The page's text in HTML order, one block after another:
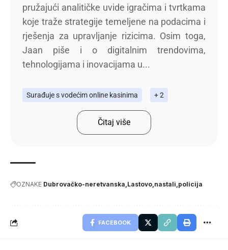
pružajući analitičke uvide igračima i tvrtkama
koje traže strategije temeljene na podacima i
rješenja za upravljanje rizicima. Osim toga,
Jaan piše i o digitalnim trendovima,
tehnologijama i inovacijama u...
Surađuje s vodećim online kasinima + 2
Čitaj više
OZNAKE Dubrovačko-neretvanska Lastovo nastali policija
FACEBOOK